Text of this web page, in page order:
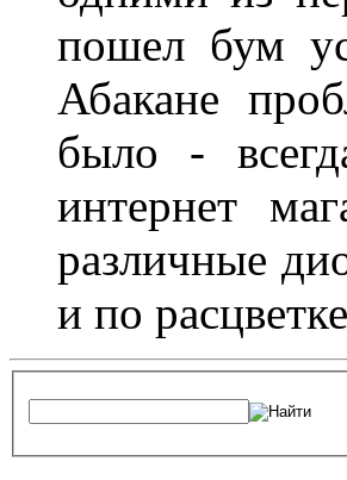
пошел бум
Абакане
было -
интернет
различные
и по